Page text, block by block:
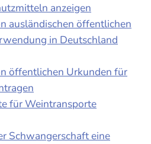
anzeigen
ausländischen öffentlichen
in Deutschland
öffentlichen Urkunden für
für Weintransporte
Schwangerschaft eine